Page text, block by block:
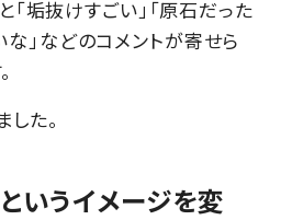
垢抜けすごい」「原石だった
な」などのコメントが寄せら
た。
いうイメージを変